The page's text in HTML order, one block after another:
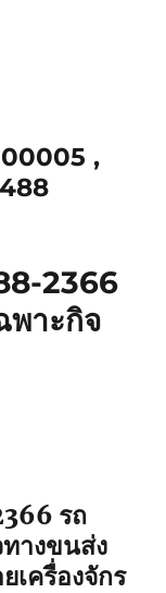
,
2366
พาะกิจ
รถ
างขนส่ง
เครื่องจักร